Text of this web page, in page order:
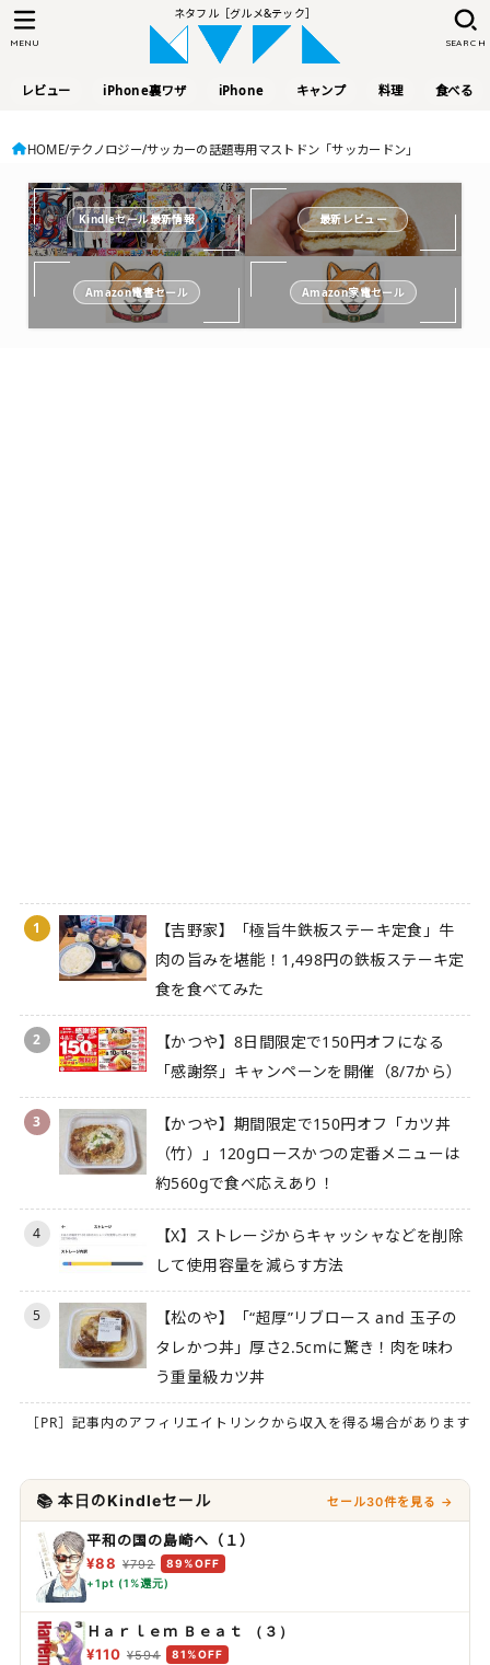
ネタフル［グルメ&テック］
レビュー iPhone裏ワザ iPhone キャンプ 料理 食べる
SEARCH
MENU
HOME テクノロジー サッカーの話題専用マストドン「サッカードン」
Kindleセール最新情報 最新レビュー
Amazon電書セール Amazon家電セール
1
【吉野家】「極旨牛鉄板ステーキ定食」牛
肉の旨みを堪能！1,498円の鉄板ステーキ定
食を食べてみた
2
【かつや】8日間限定で150円オフになる
「感謝祭」キャンペーンを開催（8/7から）
3
【かつや】期間限定で150円オフ「カツ丼
（竹）」120gロースかつの定番メニューは
約560gで食べ応えあり！
4
【X】ストレージからキャッシャなどを削除
して使用容量を減らす方法
5
【松のや】「“超厚”リブロース and 玉子の
タレかつ丼」厚さ2.5cmに驚き！肉を味わ
う重量級カツ丼
［PR］記事内のアフィリエイトリンクから収入を得る場合があります
📚 本日のKindleセール セール30件を見る →
平和の国の島崎へ（１）
¥88 ¥792
89%OFF
+1pt (1%還元)
Ｈａｒｌｅｍ Ｂｅａｔ （３）
¥110 ¥594
81%OFF